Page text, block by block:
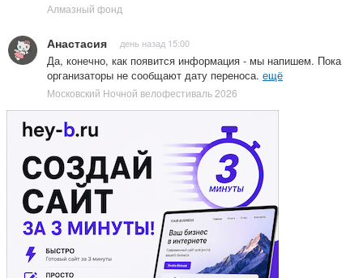
Алмазный фонд
Анастасия день назад 15:00
Да, конечно, как появится информация - мы напишем. Пока
организаторы не сообщают дату переноса. ещё
Московский Ночной велофестиваль 2026